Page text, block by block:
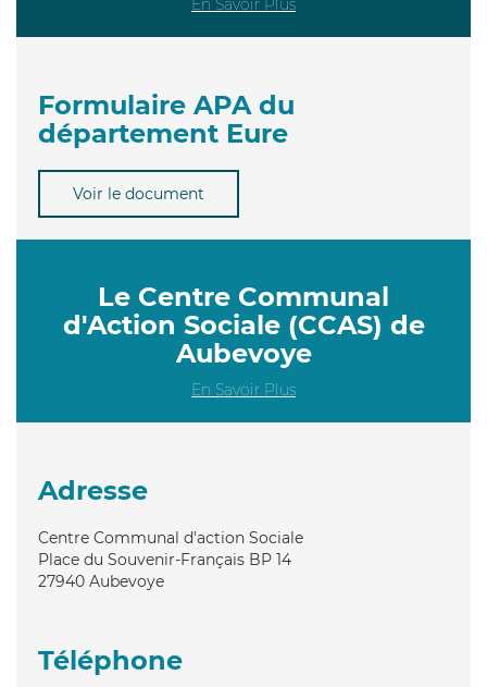
En Savoir Plus
Formulaire APA du
département Eure
Voir le document
Le Centre Communal
d'Action Sociale (CCAS) de
Aubevoye
En Savoir Plus
Adresse
Centre Communal d'action Sociale
Place du Souvenir-Français BP 14
27940 Aubevoye
Téléphone